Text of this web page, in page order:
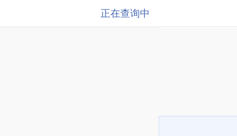
正在查询中